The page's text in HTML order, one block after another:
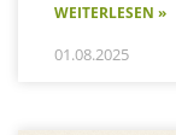
WEITERLESEN »
01.08.2025